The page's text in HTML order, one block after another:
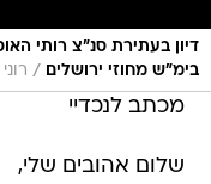
דיון בעתירת סנ"צ רותי
בימ"ש מחוזי ירושלים
/
מכתב לנכדיי
שלום אהובים שלי,